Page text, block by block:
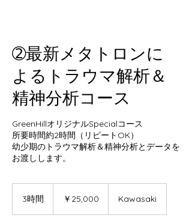
➁最新メタトロンに
よるトラウマ解析＆
精神分析コース
GreenHillオリジナルSpecialコース
所要時間約2時間（リピートOK）
幼少期のトラウマ解析＆精神分析とデータを
お渡しします。
3時間 ￥25,000 Kawasaki